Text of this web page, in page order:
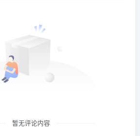
暂无评论内容